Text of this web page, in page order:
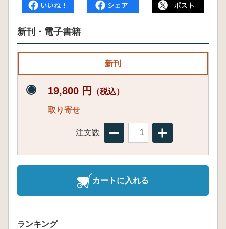
新刊・電子書籍
新刊
19,800 円 （税込）
取り寄せ
注文数
カートに入れる
ランキング